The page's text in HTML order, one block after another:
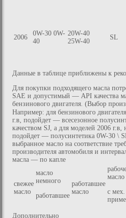
2006
0W-30 0W-
40
20W-40
25W-40
SL
Данные в таблице приближены к
Для покупки подходящего масла
SAE и допустимый — API качества
бензинового двигателя. (Выбор
Например: для бензинового
г.в, подойдет — всесезонное
качеством SJ, а для моделей 2006
подойдет — полусинтетика 0W-30 \
выбранное масло на соответствие
производителя автомобиля и
масла — по капле
cвежее
масло
масло
немного
работавшее
работавшее
масло
масло
с мех.
Дополнительно